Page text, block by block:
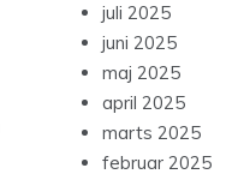
juli 2025
juni 2025
maj 2025
april 2025
marts 2025
februar 2025